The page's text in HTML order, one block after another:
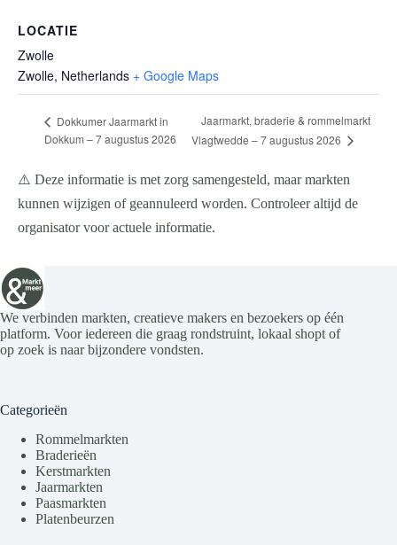
LOCATIE
Zwolle
Zwolle, Netherlands + Google Maps
Dokkumer Jaarmarkt in
Dokkum – 7 augustus 2026
Jaarmarkt, braderie & rommelmarkt
Vlagtwedde – 7 augustus 2026
⚠️ Deze informatie is met zorg samengesteld, maar markten
kunnen wijzigen of geannuleerd worden. Controleer altijd de
organisator voor actuele informatie.
We verbinden markten, creatieve makers en bezoekers op één
platform. Voor iedereen die graag rondstruint, lokaal shopt of
op zoek is naar bijzondere vondsten.
Categorieën
Rommelmarkten
Braderieën
Kerstmarkten
Jaarmarkten
Paasmarkten
Platenbeurzen